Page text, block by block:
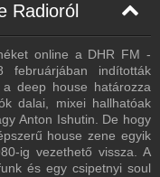
Radioról
online a DHR FM -
indították
deep house határozza
dalai, mixei hallhatóak
Anton Ishutin. De hogy
house zene egyik
ig vezethető vissza. A
és egy csipetnyi soul